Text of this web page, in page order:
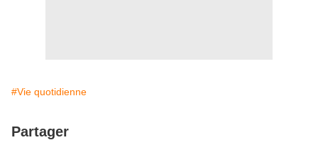
#Vie quotidienne
Partager